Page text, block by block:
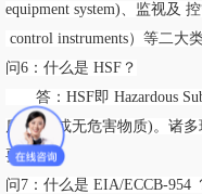
equipment system)、监视及
control instruments）等二大
问6：什么是 HSF？
答：HSF即 Hazardous
质减免(或无危害物质)。诸
要求。
问7：什么是 EIA/ECCB-954